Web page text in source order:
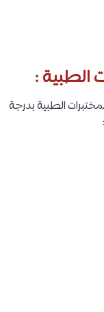
الطبية :
الطبية بدرجة